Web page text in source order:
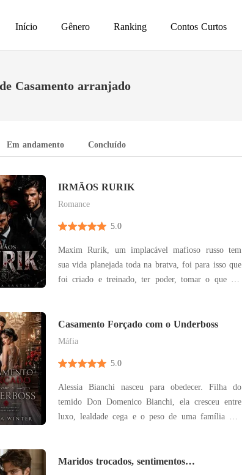
Início Gênero Ranking Contos Curtos
Casamento arranjado
Em andamento Concluído
IRMÃOS RURIK
Romance
5.0
Maxim Rurik, um implacável mafioso russo tem
sua vida planejada toda na bratva, foi para isso que
foi criado e treinado, ter poder, tomar o que for
que seu pai se casa, vai passar uma temporada em
sua casa,
Casamento Forçado com o Underboss
Máfia
5.0
Alessia Bianchi nasceu para obedecer. Filha do
temido Don Domenico Bianchi, ela cresceu entre
luxo, lealdade cega e o peso de uma família que
antigos, ele impõe o impensável: Alessia será
Maridos trocados, sentimentos